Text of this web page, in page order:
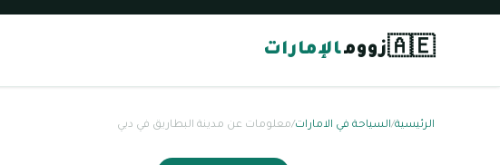
🇦🇪زوومالإمارات
الرئيسية/السياحة في الامارات/معلومات عن مدينة البطاريق في دبي